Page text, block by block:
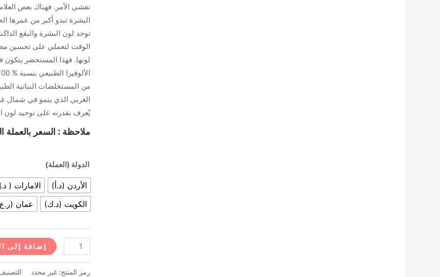
تفشي الأمر. فهناك بعض
البشرة تبدو أكبر من عمرها
توحد لون البشرة والبقع
الوقت لتعملي على تحسين
لونها. فهذا المستحضر
الألوفيرا الطبيعي بنسبة % 100 إلى جانب فيتامين إي وعدد
من المستخلصات النباتية
الغربي الذي ينمو في شمال
يٌعرف بقدرته على توحيد لون
ملاحظة : السعر بالعملة
الدولة (العملة)
الأردن (د.أ) الامارات (
الكويت (د.ك)
عمان
كمية
فوريفر
إبيبلانك
إضافة إلى
رمز المنتج: غير محدد